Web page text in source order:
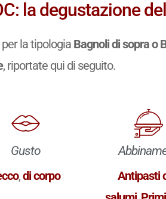
la degustazione
la tipologia Bagnoli di sopra o
, riportate qui di seguito.
Gusto
,di corpo
Antipasti